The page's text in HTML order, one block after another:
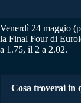
Venerdì 24 maggio
la Final Four di
a 1.75, il 2 a 2.02.
Cosa troverai in